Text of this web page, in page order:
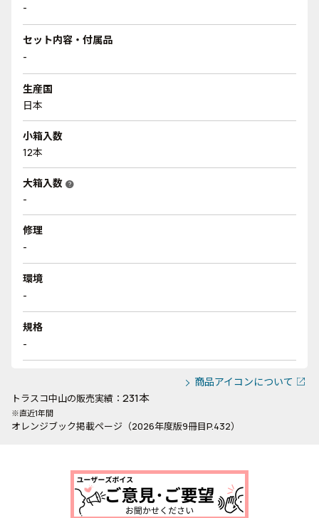
-
セット内容・付属品
-
生産国
日本
小箱入数
12本
大箱入数 help
-
修理
-
環境
-
規格
-
商品アイコンについて
トラスコ中山の販売実績： 231本
※直近1年間
オレンジブック掲載ページ（2026年度版9冊目P.432）